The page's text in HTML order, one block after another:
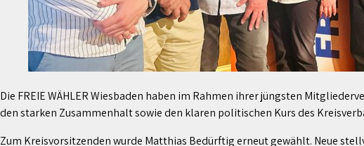
Die FREIE WÄHLER Wiesbaden haben im Rahmen ihrer jüngsten
den starken Zusammenhalt sowie den klaren politischen Kurs des
Zum Kreisvorsitzenden wurde Matthias Bedürftig erneut gewählt. Neue